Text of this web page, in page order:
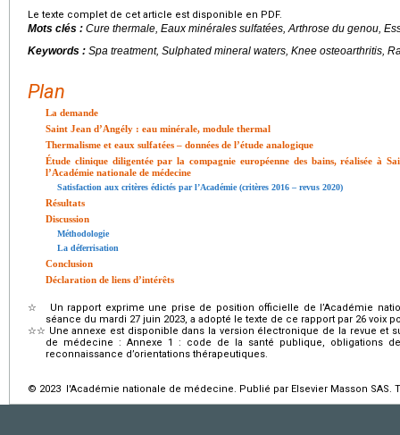
Le texte complet de cet article est disponible en PDF.
Mots clés : Cure thermale, Eaux minérales sulfatées, Arthrose du genou,
Keywords : Spa treatment, Sulphated mineral waters, Knee osteoarthritis,
Plan
La demande
Saint Jean d’Angély : eau minérale, module thermal
Thermalisme et eaux sulfatées – données de l’étude analogique
Étude clinique diligentée par la compagnie européenne des bains, réalisée à
l’Académie nationale de médecine
Satisfaction aux critères édictés par l’Académie (critères 2016 – revus 2020)
Résultats
Discussion
Méthodologie
La déferrisation
Conclusion
Déclaration de liens d’intérêts
☆
Un rapport exprime une prise de position officielle de l’Académie
séance du mardi 27 juin 2023, a adopté le texte de ce rapport par 26 voix
☆☆ Une annexe est disponible dans la version électronique de la revue et
de médecine : Annexe 1 : code de la santé publique, obligations
reconnaissance d’orientations thérapeutiques.
© 2023 l'Académie nationale de médecine. Publié par Elsevier Masson SAS.